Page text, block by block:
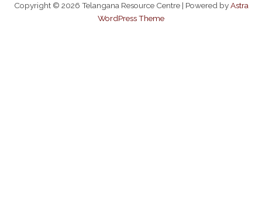
Copyright © 2026 Telangana Resource Centre | Powered byAstra
WordPress Theme